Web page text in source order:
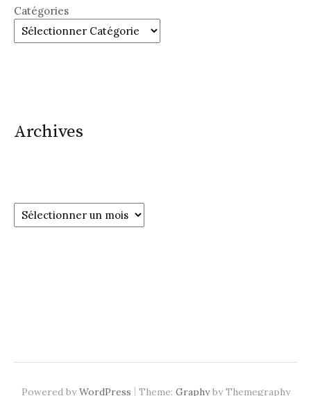
Catégories
Archives
Archives
Powered byWordPress | Theme: Graphyby Themegraphy